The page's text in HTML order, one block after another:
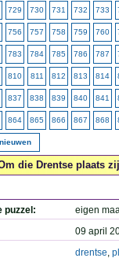
729 730 731 732 733
756 757 758 759 760
783 784 785 786 787
810 811 812 813 814
837 838 839 840 841
864 865 866 867 868
die Drentse plaats
puzzel:
eigen
09 april
drentse,